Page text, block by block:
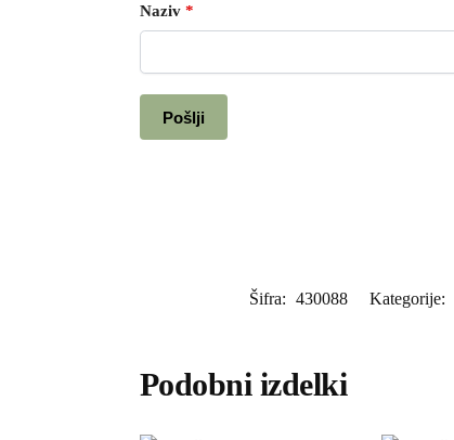
Naziv *
Šifra: 430088 Kategorije:
Podobni izdelki